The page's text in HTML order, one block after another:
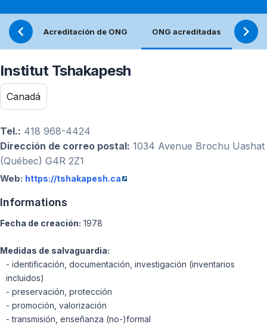
Acreditación de ONG ONG acreditadas
Institut Tshakapesh
Canadá
Tel.: 418 968-4424
Dirección de correo postal: 1034 Avenue Brochu Uashat
(Québec) G4R 2Z1
Web: https://tshakapesh.ca
Informations
Fecha de creación: 1978
Medidas de salvaguardia:
- identificación, documentación, investigación (inventarios
incluidos)
- preservación, protección
- promoción, valorización
- transmisión, enseñanza (no-)formal